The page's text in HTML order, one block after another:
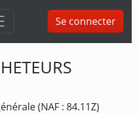
Se connecter
(NAF : 84.11Z)